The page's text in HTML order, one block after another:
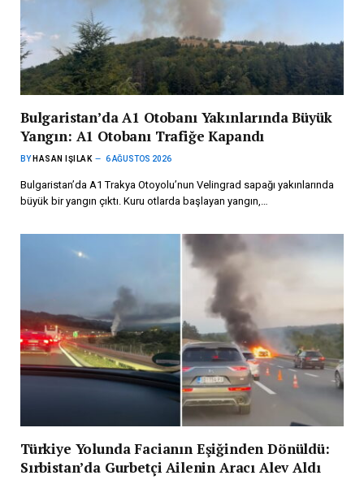
Bulgaristan’da A1 Otobanı Yakınlarında Büyük
Yangın: A1 Otobanı Trafiğe Kapandı
BY HASAN IŞILAK 6 AĞUSTOS 2026
Bulgaristan’da A1 Trakya Otoyolu’nun Velingrad sapağı yakınlarında
büyük bir yangın çıktı. Kuru otlarda başlayan yangın,…
Türkiye Yolunda Facianın Eşiğinden Dönüldü:
Sırbistan’da Gurbetçi Ailenin Aracı Alev Aldı